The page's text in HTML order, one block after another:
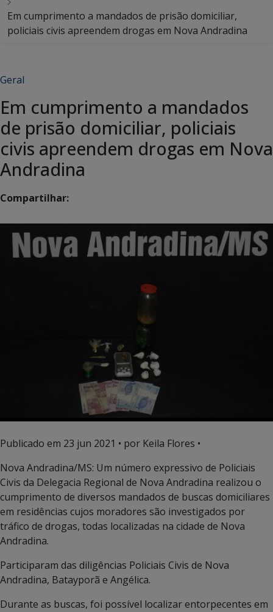
Em cumprimento a mandados de prisão domiciliar,
policiais civis apreendem drogas em Nova Andradina
Geral
Em cumprimento a mandados
de prisão domiciliar, policiais
civis apreendem drogas em Nova
Andradina
Compartilhar:
Publicado em 23 jun 2021 • por Keila Flores •
Nova Andradina/MS: Um número expressivo de Policiais
Civis da Delegacia Regional de Nova Andradina realizou o
cumprimento de diversos mandados de buscas domiciliares
em residências cujos moradores são investigados por
tráfico de drogas, todas localizadas na cidade de Nova
Andradina.
Participaram das diligências Policiais Civis de Nova
Andradina, Batayporã e Angélica.
Durante as buscas, foi possível localizar entorpecentes em